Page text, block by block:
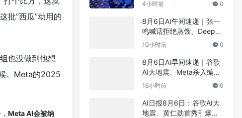
批”西瓜”动用的
也没做到他想
。Meta的2025
Meta AI会被纳
锁算力、谷歌连发轻量大
模型——7件大事看懂AI圈
4小时前 0
8月6日AI午间速递｜张一
鸣喊话拒绝蒸馏、DeepSe
ek官宣大幅涨价、宇树今
改组——8件大事看懂AI圈
10小时前 0
8月6日AI早间速递｜谷歌
AI大地震、Meta杀入编
程、字节豆包能视频通话
0亿
16小时前 0
AI日报8月6日：谷歌AI大
地震、黄仁勋首秀引爆开